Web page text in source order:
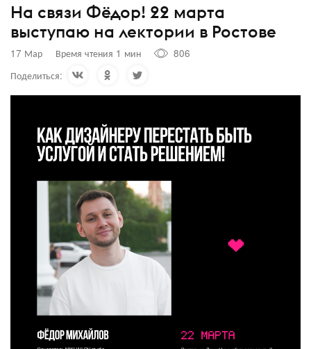
На связи Фёдор! 22 марта
выступаю на лектории в Ростове
17 Мар Время чтения 1 мин
806
Поделиться: